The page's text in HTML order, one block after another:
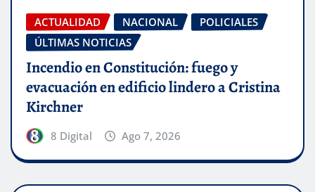
ACTUALIDAD NACIONAL
POLICIALES
ÚLTIMAS NOTICIAS
Incendio en Constitución: fuego y
evacuación en edificio lindero a Cristina
Kirchner
8 Digital Ago 7, 2026